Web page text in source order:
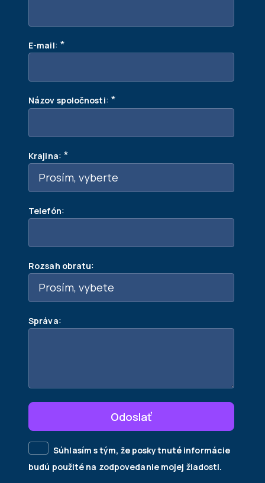
E-mail: *
Názov spoločnosti: *
Krajina: *
Telefón:
Rozsah obratu:
Správa:
Odoslať
Súhlasím s tým, že poskytnuté informácie
budú použité na zodpovedanie mojej žiadosti.